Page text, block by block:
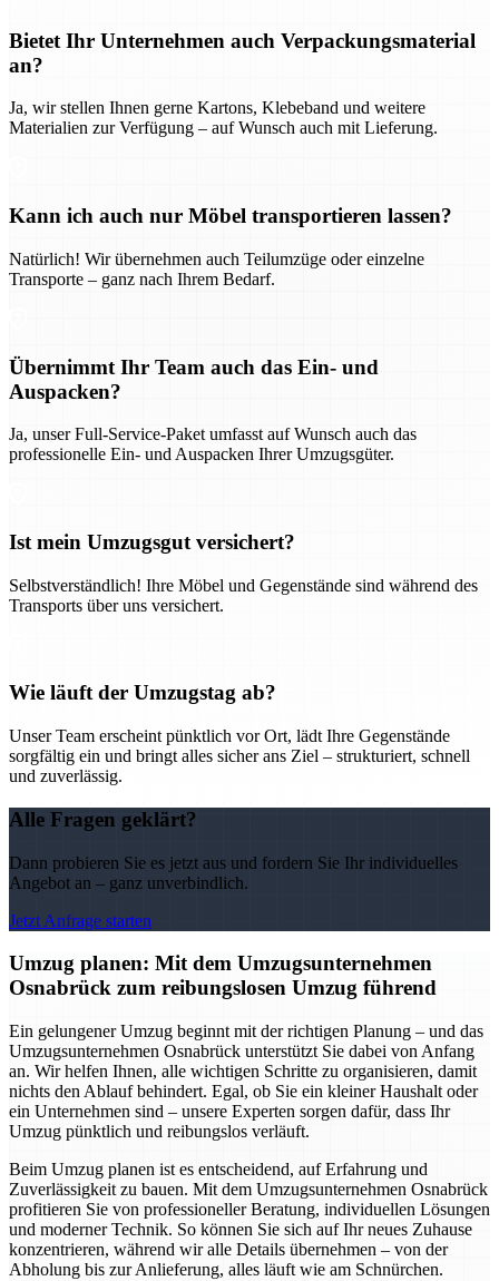
Bietet Ihr Unternehmen auch Verpackungsmaterial
an?
Ja, wir stellen Ihnen gerne Kartons, Klebeband und weitere
Materialien zur Verfügung – auf Wunsch auch mit Lieferung.
Kann ich auch nur Möbel transportieren lassen?
Natürlich! Wir übernehmen auch Teilumzüge oder einzelne
Transporte – ganz nach Ihrem Bedarf.
Übernimmt Ihr Team auch das Ein- und
Auspacken?
Ja, unser Full-Service-Paket umfasst auf Wunsch auch das
professionelle Ein- und Auspacken Ihrer Umzugsgüter.
Ist mein Umzugsgut versichert?
Selbstverständlich! Ihre Möbel und Gegenstände sind während des
Transports über uns versichert.
Wie läuft der Umzugstag ab?
Unser Team erscheint pünktlich vor Ort, lädt Ihre Gegenstände
sorgfältig ein und bringt alles sicher ans Ziel – strukturiert, schnell
und zuverlässig.
Alle Fragen geklärt?
Dann probieren Sie es jetzt aus und fordern Sie Ihr individuelles
Angebot an – ganz unverbindlich.
Jetzt Anfrage starten
Umzug planen: Mit dem Umzugsunternehmen
Osnabrück zum reibungslosen Umzug führend
Ein gelungener Umzug beginnt mit der richtigen Planung – und das
Umzugsunternehmen Osnabrück unterstützt Sie dabei von Anfang
an. Wir helfen Ihnen, alle wichtigen Schritte zu organisieren, damit
nichts den Ablauf behindert. Egal, ob Sie ein kleiner Haushalt oder
ein Unternehmen sind – unsere Experten sorgen dafür, dass Ihr
Umzug pünktlich und reibungslos verläuft.
Beim Umzug planen ist es entscheidend, auf Erfahrung und
Zuverlässigkeit zu bauen. Mit dem Umzugsunternehmen Osnabrück
profitieren Sie von professioneller Beratung, individuellen Lösungen
und moderner Technik. So können Sie sich auf Ihr neues Zuhause
konzentrieren, während wir alle Details übernehmen – von der
Abholung bis zur Anlieferung, alles läuft wie am Schnürchen.